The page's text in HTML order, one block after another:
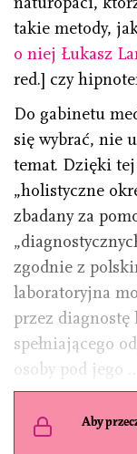
takie metody,
o niej Łukasz
red.] czy
Do gabinetu
się wybrać, nie
temat. Dzięki
„holistyczne
zbadany za
zgodnie z
laboratoryjna
przez diagnostę
spełniającego
osoby pod jego …
Aby